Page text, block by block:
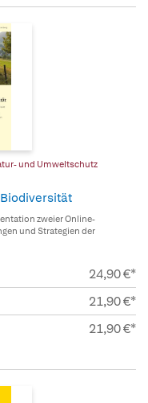
und Umweltschutz
zweier Online-
und Strategien der
24,90 €*
21,90 €*
21,90 €*